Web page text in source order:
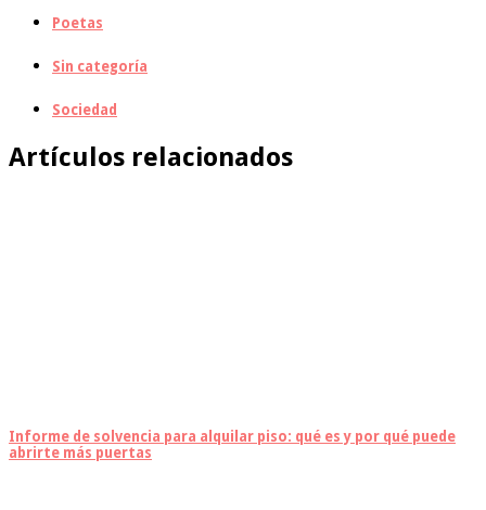
Poetas
Sin categoría
Sociedad
Artículos relacionados
Informe de solvencia para alquilar piso: qué es y por qué puede
abrirte más puertas